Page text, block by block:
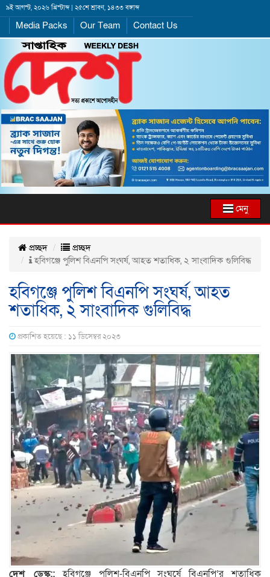
৯ই আগস্ট, ২০২৬ খ্রিস্টাব্দ | ২৫শে শ্রাবণ, ১৪৩৩ বঙ্গাব্দ
Media Packs Our Team Contact Us
মেনু
প্রচ্ছদ
প্রচ্ছদ
হবিগঞ্জে পুলিশ বিএনপি সংঘর্ষ, আহত শতাধিক, ২ সাংবাদিক গুলিবিদ্ধ
হবিগঞ্জে পুলিশ বিএনপি সংঘর্ষ, আহত
শতাধিক, ২ সাংবাদিক গুলিবিদ্ধ
প্রকাশিত হয়েছে : ১১ ডিসেম্বর ২০২৩
দেশ ডেস্ক::হবিগঞ্জে পুলিশ-বিএনপি সংঘর্ষে বিএনপি’র শতাধিক